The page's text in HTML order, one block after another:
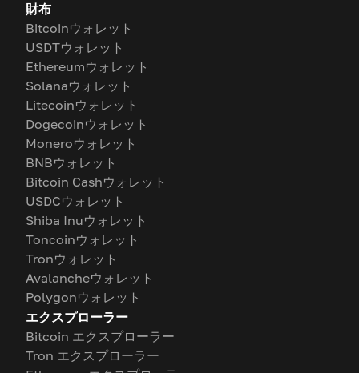
財布
Bitcoinウォレット
USDTウォレット
Ethereumウォレット
Solanaウォレット
Litecoinウォレット
Dogecoinウォレット
Moneroウォレット
BNBウォレット
Bitcoin Cashウォレット
USDCウォレット
Shiba Inuウォレット
Toncoinウォレット
Tronウォレット
Avalancheウォレット
Polygonウォレット
エクスプローラー
Bitcoin エクスプローラー
Tron エクスプローラー